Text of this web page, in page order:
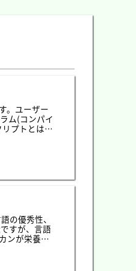
。ユーザー
ム(コンパイ
プトとは一
番)を配置し
えばよい
がウェブサ
場合はnode.j
いしプログ
個人的な考
インストー
ールすれ
ラリパッケ
ことに楽
。参考に2.
の優秀性、
すが、言語
ンが栄養が
はウェブ
てphpの特